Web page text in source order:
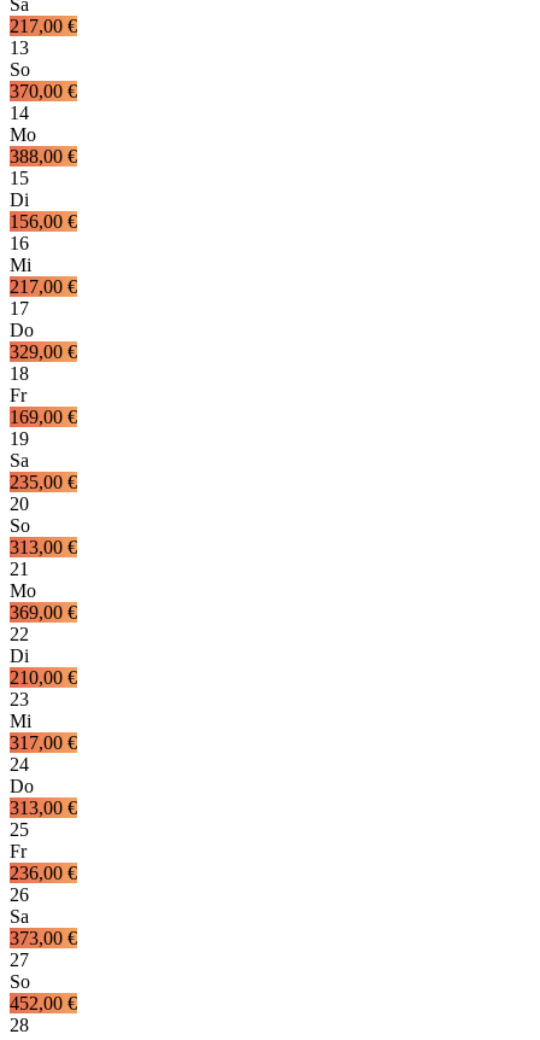
Sa
217,00 €
13
So
370,00 €
14
Mo
388,00 €
15
Di
156,00 €
16
Mi
217,00 €
17
Do
329,00 €
18
Fr
169,00 €
19
Sa
235,00 €
20
So
313,00 €
21
Mo
369,00 €
22
Di
210,00 €
23
Mi
317,00 €
24
Do
313,00 €
25
Fr
236,00 €
26
Sa
373,00 €
27
So
452,00 €
28